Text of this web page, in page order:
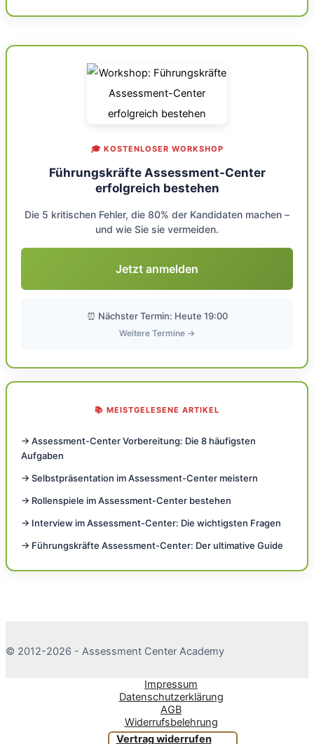
🎓 KOSTENLOSER WORKSHOP
Führungskräfte Assessment-Center
erfolgreich bestehen
Die 5 kritischen Fehler, die 80% der Kandidaten machen –
und wie Sie sie vermeiden.
Jetzt anmelden
⏰ Nächster Termin: Heute 19:00
Weitere Termine →
📚 MEISTGELESENE ARTIKEL
→ Assessment-Center Vorbereitung: Die 8 häufigsten
Aufgaben
→ Selbstpräsentation im Assessment-Center meistern
→ Rollenspiele im Assessment-Center bestehen
→ Interview im Assessment-Center: Die wichtigsten Fragen
→ Führungskräfte Assessment-Center: Der ultimative Guide
© 2012-2026 - Assessment Center Academy
Impressum
Datenschutzerklärung
AGB
Widerrufsbelehrung
Vertrag widerrufen